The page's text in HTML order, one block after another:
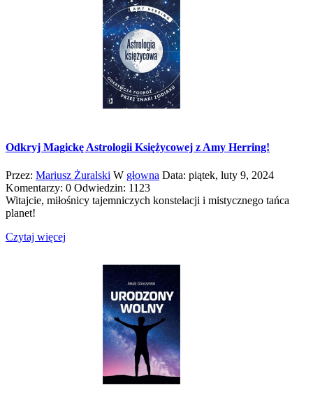
Odkryj Magickę Astrologii Księżycowej z Amy Herring!
Przez: Mariusz Żuralski W głowna Data: piątek, luty 9, 2024
Komentarzy: 0 Odwiedzin: 1123
Witajcie, miłośnicy tajemniczych konstelacji i mistycznego tańca
planet!
Czytaj więcej